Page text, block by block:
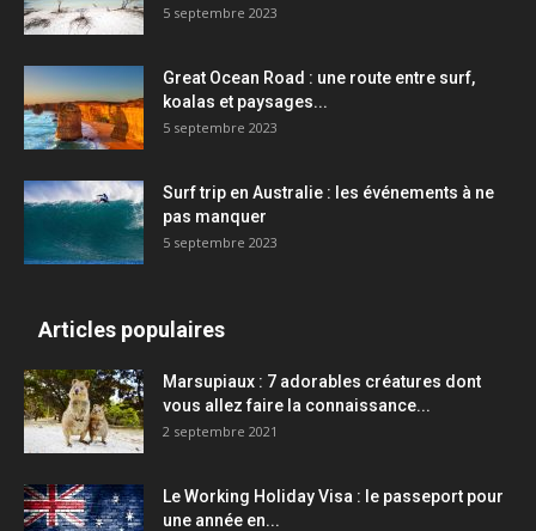
5 septembre 2023
Great Ocean Road : une route entre surf,
koalas et paysages...
5 septembre 2023
Surf trip en Australie : les événements à ne
pas manquer
5 septembre 2023
Articles populaires
Marsupiaux : 7 adorables créatures dont
vous allez faire la connaissance...
2 septembre 2021
Le Working Holiday Visa : le passeport pour
une année en...